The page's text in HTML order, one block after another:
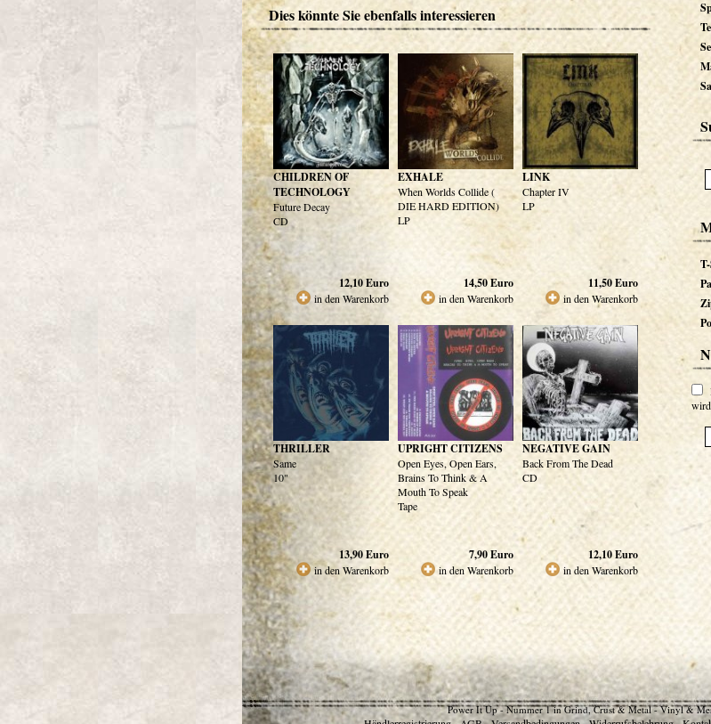
Dies könnte Sie ebenfalls interessieren
CHILDREN OF
TECHNOLOGY
Future Decay
CD
12,10Euro
in den Warenkorb
EXHALE
When Worlds Collide (
DIE HARD EDITION)
LP
14,50Euro
in den Warenkorb
LINK
Chapter IV
LP
11,50Euro
in den Warenkorb
THRILLER
Same
10"
13,90Euro
in den Warenkorb
UPRIGHT CITIZENS
Open Eyes, Open Ears,
Brains To Think & A
Mouth To Speak
Tape
7,90Euro
in den Warenkorb
NEGATIVE GAIN
Back From The Dead
CD
12,10Euro
in den Warenkorb
Power It Up - Nummer 1 in Grind, Crust & Metal - Vinyl &